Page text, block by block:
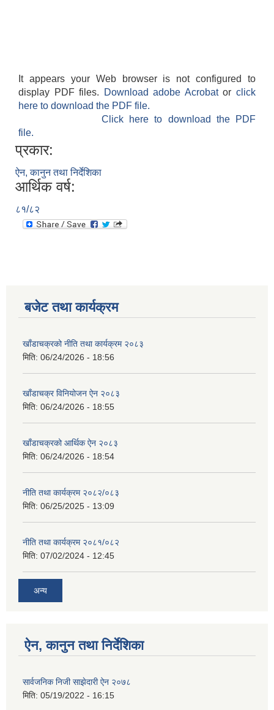
It appears your Web browser is not configured to
display PDF files.
Download adobe Acrobatorclick
here to download the PDF file.
Click here to download the PDF
file.
प्रकार:
ऐन, कानुन तथा निर्देशिका
आर्थिक वर्ष:
८१/८२
बजेट तथा कार्यक्रम
खाँडाचक्रको नीति तथा कार्यक्रम २०८३
मिति: 06/24/2026 - 18:56
खाँडाचक्र विनियोजन ऐन २०८३
मिति: 06/24/2026 - 18:55
खाँडाचक्रको आर्थिक ऐन २०८३
मिति: 06/24/2026 - 18:54
नीति तथा कार्यक्रम २०८२/०८३
मिति: 06/25/2025 - 13:09
नीति तथा कार्यक्रम २०८१/०८२
मिति: 07/02/2024 - 12:45
अन्य
ऐन, कानुन तथा निर्देशिका
सार्वजनिक निजी साझेदारी ऐन २०७८
मिति: 05/19/2022 - 16:15